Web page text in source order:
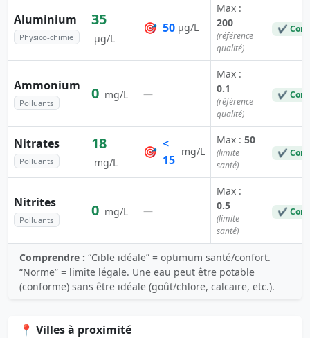
Aluminium
Physico-chimie
35
µg/L
🎯 50 µg/L
Max :
200
(référence
qualité)
✔
Ammonium
Polluants
0 mg/L —
Max :
0.1
(référence
qualité)
✔
Nitrates
Polluants
18
mg/L
🎯
<
15
mg/L
Max : 50
(limite
santé)
✔
Nitrites
Polluants
0 mg/L —
Max :
0.5
(limite
santé)
✔
Comprendre : “Cible idéale” = optimum santé/confort.
“Norme” = limite légale. Une eau peut être potable
(conforme) sans être idéale (goût/chlore, calcaire, etc.).
📍 Villes à proximité